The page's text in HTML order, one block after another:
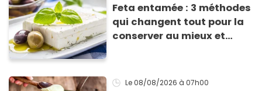
Feta entamée : 3 méthodes
qui changent tout pour la
conserver au mieux et
Le 08/08/2026 à 07h00